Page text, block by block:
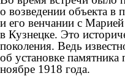
о возведении объекта
и его венчании с
в Кузнецке. Это
поколения. Ведь
об установке
ноябре 1918 года.